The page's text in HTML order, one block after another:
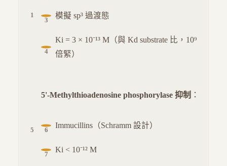
模擬 sp³ 過渡態
Ki = 3 × 10⁻¹³ M（與 Kd substrate 比，10⁹
倍緊）
5'-Methylthioadenosine phosphorylase 抑制 ：
Immucillins（Schramm 設計）
Ki < 10⁻¹² M